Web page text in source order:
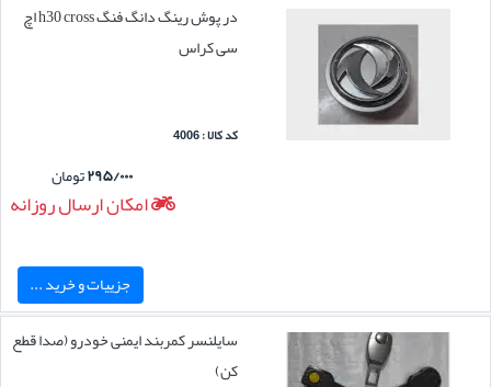
در پوش رینگ دانگ فنگ h30 cross اچ
سی کراس
کد کالا : 4006
۲۹۵/۰۰۰تومان
امکان ارسال روزانه
جزییات و خرید ...
سایلنسر کمربند ایمنی خودرو (صدا قطع
کن)